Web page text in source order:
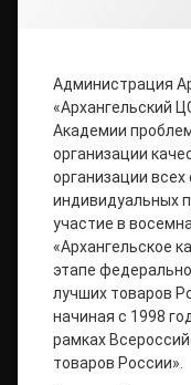
Администрация
«Архангельский
Академии
организации
организации
индивидуальных
участие в
«Архангельское
этапе
лучших товаров
начиная с 1998
рамках
товаров России».